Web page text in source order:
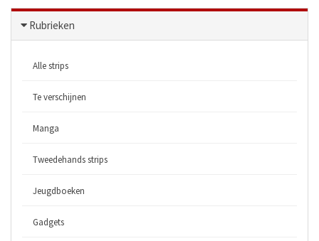
Rubrieken
Alle strips
Te verschijnen
Manga
Tweedehands strips
Jeugdboeken
Gadgets